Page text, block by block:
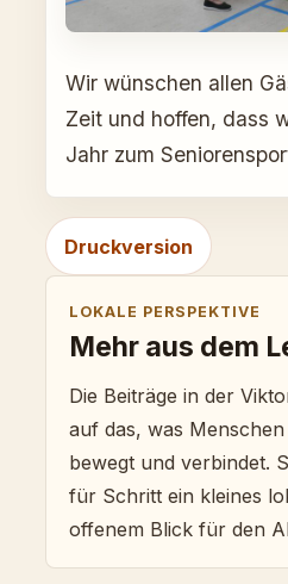
Wir wünschen allen
Zeit und hoffen, dass
Jahr zum
Druckversion
LOKALE PERSPEKTIVE
Mehr aus dem
Die Beiträge in der
auf das, was
bewegt und verbindet.
für Schritt ein kleines
offenem Blick für den